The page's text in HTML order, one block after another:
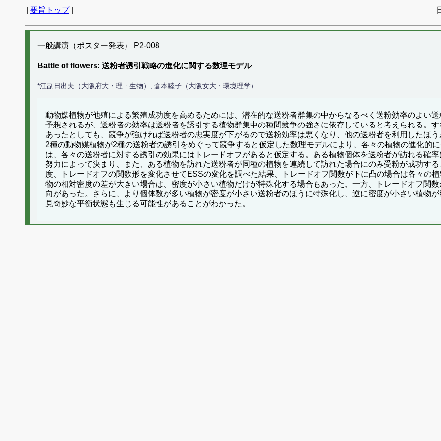
要旨トップ|
一般講演（ポスター発表） P2-008
Battle of flowers: 送粉者誘引戦略の進化に関する数理モデル
*江副日出夫（大阪府大・理・生物）, 倉本睦子（大阪女大・環境理学）
動物媒植物が他殖による繁殖成功度を高めるためには、潜在的な送粉者群集の中からなるべく送粉効率のよい
予想されるが、送粉者の効率は送粉者を誘引する植物群集中の種間競争の強さに依存していると考えられる。
あったとしても、競争が強ければ送粉者の忠実度が下がるので送粉効率は悪くなり、他の送粉者を利用したほ
2種の動物媒植物が2種の送粉者の誘引をめぐって競争すると仮定した数理モデルにより、各々の植物の進化的
は、各々の送粉者に対する誘引の効果にはトレードオフがあると仮定する。ある植物個体を送粉者が訪れる確
努力によって決まり、また、ある植物を訪れた送粉者が同種の植物を連続して訪れた場合にのみ受粉が成功す
度、トレードオフの関数形を変化させてESSの変化を調べた結果、トレードオフ関数が下に凸の場合は各々の
物の相対密度の差が大きい場合は、密度が小さい植物だけが特殊化する場合もあった。一方、トレードオフ関
向があった。さらに、より個体数が多い植物が密度が小さい送粉者のほうに特殊化し、逆に密度が小さい植物
見奇妙な平衡状態も生じる可能性があることがわかった。